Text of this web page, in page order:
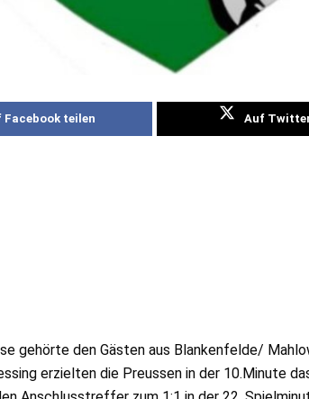
Facebook teilen Auf
gehörte den Gästen aus Blankenfelde/
erzielten die Preussen in der 10.Minute